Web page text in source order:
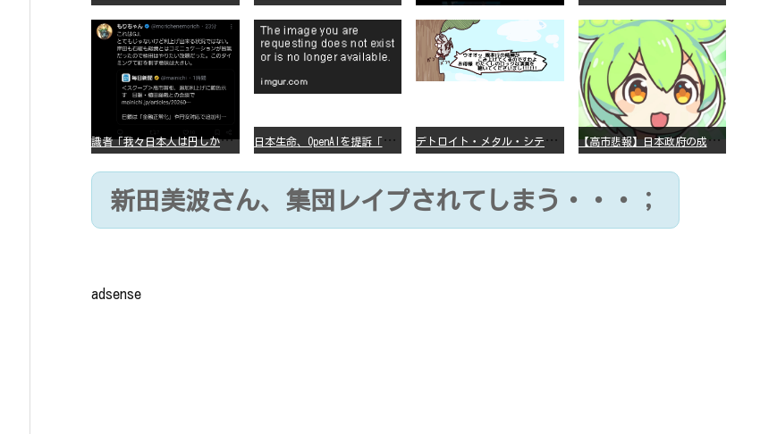
識
者「我々日本人は円しか使っていないので円安になろうが問題ない」 日
本生命、OpenAIを提訴「ChatGPTが非弁行為」 デ
トロイト・メタル・シティー ⇐これ、いまアニメ化したら、えらいことになってたよな？ 【
高市悲報】日本政府の成長戦略に「暗号資産」が消えるいったいなぜ…？
新田美波さん、集団レイプされてしまう・・・；
adsense